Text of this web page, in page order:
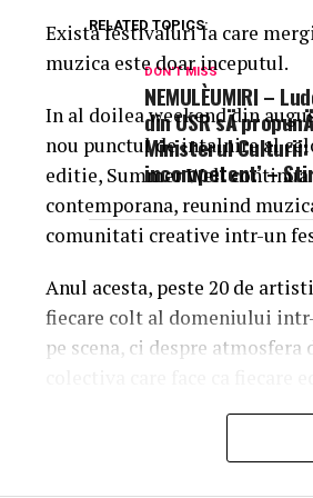
RELATED TOPICS:
DON'T MISS
NEMULÈUMIRI –
din USR sÄ
Ministerul Culturii:
incompetent’ –
Exista festivaluri la care
muzica este doar inceputul.
In al doilea weekend din
nou punctul de intalnire al
editie, Summer Well
contemporana, reunind
comunitati creative intr-un
Anul acesta, peste 20 de
fiecare colt al domeniului
pe scena, ci despre
Trei scene. Trei